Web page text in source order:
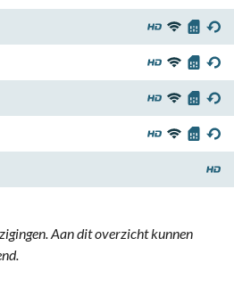
Aan dit overzicht kunnen